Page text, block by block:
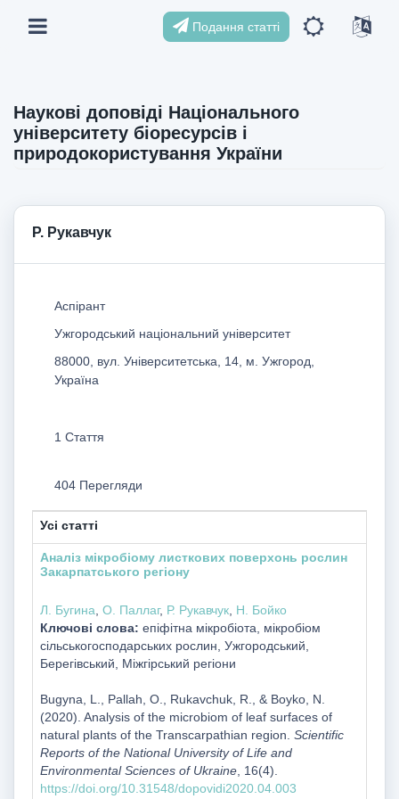
Подання статті
Наукові доповіді Національного
університету біоресурсів і
природокористування України
Р. Рукавчук
Аспірант
Ужгородський національний університет
88000, вул. Університетська, 14, м. Ужгород,
Україна
1 Стаття
404 Перегляди
Усі статті
Аналіз мікробіому листкових поверхонь рослин
Закарпатського регіону
Л. Бугина О. Паллаг, Р. Рукавчук, Н. Бойко
Ключові слова: епіфітна мікробіота, мікробіом
сільськогосподарських рослин, Ужгородський,
Берегівський, Міжгірський регіони
Bugyna, L., Pallah, О., Rukavchuk, R., & Boyko, N.
(2020). Analysis of the microbiom of leaf surfaces of
natural plants of the Transcarpathian region. Scientific
Reports of the National University of Life and
Environmental Sciences of Ukraine, 16(4).
https://doi.org/10.31548/dopovidi2020.04.003